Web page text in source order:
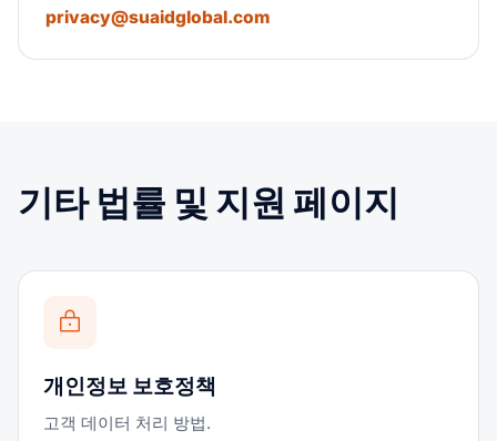
privacy@suaidglobal.com
기타 법률 및 지원 페이지
개인정보 보호정책
고객 데이터 처리 방법.